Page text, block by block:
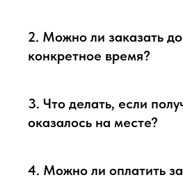
видео непосредственно того
2. Можно ли заказать
конкретное время?
3. Что делать, если
оказалось на месте?
4. Можно ли оплатить